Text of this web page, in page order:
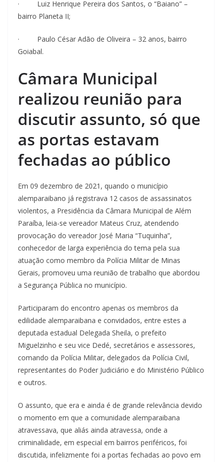
· Luiz Henrique Pereira dos Santos, o “Baiano” –
bairro Planeta II;
· Paulo César Adão de Oliveira – 32 anos, bairro
Goiabal.
Câmara Municipal
realizou reunião para
discutir assunto, só que
as portas estavam
fechadas ao público
Em 09 dezembro de 2021, quando o município
alemparaibano já registrava 12 casos de assassinatos
violentos, a Presidência da Câmara Municipal de Além
Paraíba, leia-se vereador Mateus Cruz, atendendo
provocação do vereador José Maria “Tuquinha”,
conhecedor de larga experiência do tema pela sua
atuação como membro da Polícia Militar de Minas
Gerais, promoveu uma reunião de trabalho que abordou
a Segurança Pública no município.
Participaram do encontro apenas os membros da
edilidade alemparaibana e convidados, entre estes a
deputada estadual Delegada Sheila, o prefeito
Miguelzinho e seu vice Dedé, secretários e assessores,
comando da Polícia Militar, delegados da Polícia Civil,
representantes do Poder Judiciário e do Ministério Público
e outros.
O assunto, que era e ainda é de grande relevância devido
o momento em que a comunidade alemparaibana
atravessava, que aliás ainda atravessa, onde a
criminalidade, em especial em bairros periféricos, foi
discutida, infelizmente foi a portas fechadas ao povo em